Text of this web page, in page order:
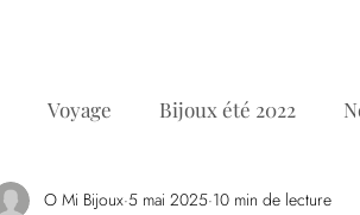
Voyage Bijoux été 2022
O Mi Bijoux 5 mai 2025 10 min de lecture